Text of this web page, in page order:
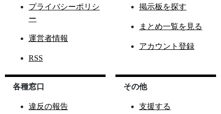
プライバシーポリシ
ー
運営者情報
RSS
掲示板を探す
まとめ一覧を見る
アカウント登録
各種窓口
違反の報告
その他
支援する